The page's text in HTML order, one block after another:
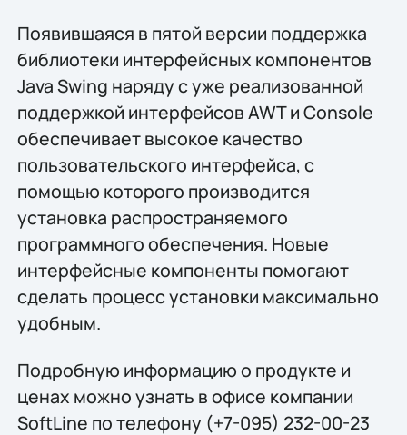
Появившаяся в пятой версии поддержка
библиотеки интерфейсных компонентов
Java Swing наряду с уже реализованной
поддержкой интерфейсов AWT и Console
обеспечивает высокое качество
пользовательского интерфейса, с
помощью которого производится
установка распространяемого
программного обеспечения. Новые
интерфейсные компоненты помогают
сделать процесс установки максимально
удобным.
Подробную информацию о продукте и
ценах можно узнать в офисе компании
SoftLine по телефону (+7-095) 232-00-23